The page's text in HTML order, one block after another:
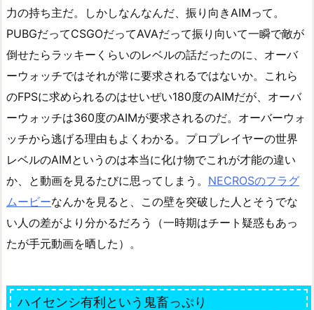
力の持ち主だ。しかしなんなんだ、振り向きAIMって。
PUBGだってCSGOだってAVAだって振り向いて一瞬で敵が
倒せたらラッキーくらいのレベルの話だったのに、オーバ
ーウォッチではそれが常に要求されるではないか。これら
のFPSに求められるのはせいぜい180度のAIMだが、オーバ
ーウォッチは360度のAIMが要求されるのだ。オーバーウォ
ッチから逃げる理由もよくわかる。プロプレイヤーの世界
レベルのAIMというのは本当に化け物でこれが才能の違い
か、と動画を見るたびに思ってしまう。 NECROSのフラグ
ムービーなんかを見ると、この壁を突破した人とそうでな
い人の差がより分かるだろう（一時期はチート疑惑もあっ
たが手元動画を晒した）。
ハイセンシ有利という鬼畜っぷり